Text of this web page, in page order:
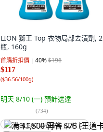
LION 獅王 Top 衣物局部去漬劑, 2
瓶, 160g
首購折扣價 40%$196
$117
($36.56/100g)
明天 8/10 (一) 預計送達
(734)
满 $1,500 再省 $75 (王道卡)